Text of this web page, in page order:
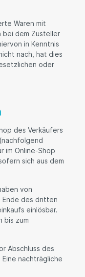
Waren mit
dem Zusteller
in Kenntnis
nach, hat dies
oder
des Verkäufers
im Online-Shop
sich aus dem
von
Ende des dritten
einlösbar.
bis zum
Abschluss des
nachträgliche